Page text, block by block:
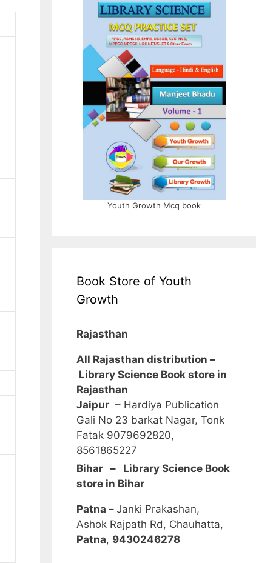
Youth Growth Mcq book
Book Store of Youth
Growth
Rajasthan
All Rajasthan distribution –
Library Science Book store in
Rajasthan
Jaipur – Hardiya Publication
Gali No 23 barkat Nagar, Tonk
Fatak 9079692820,
8561865227
Bihar – Library Science Book
store in Bihar
Patna – Janki Prakashan,
Ashok Rajpath Rd, Chauhatta,
Patna, 9430246278